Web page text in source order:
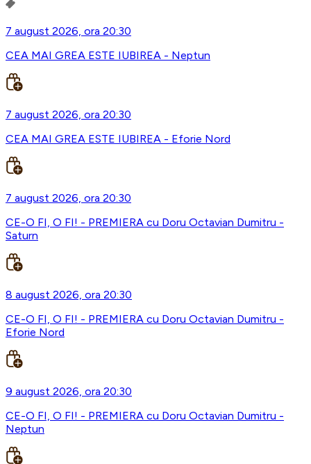
7 august 2026, ora 20:30
CEA MAI GREA ESTE IUBIREA - Neptun
7 august 2026, ora 20:30
CEA MAI GREA ESTE IUBIREA - Eforie Nord
7 august 2026, ora 20:30
CE-O FI, O FI! - PREMIERA cu Doru Octavian Dumitru -
Saturn
8 august 2026, ora 20:30
CE-O FI, O FI! - PREMIERA cu Doru Octavian Dumitru -
Eforie Nord
9 august 2026, ora 20:30
CE-O FI, O FI! - PREMIERA cu Doru Octavian Dumitru -
Neptun